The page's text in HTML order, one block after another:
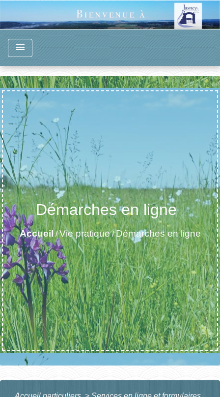
menu
Démarches en ligne
Accueil /Vie pratique/Démarches en ligne